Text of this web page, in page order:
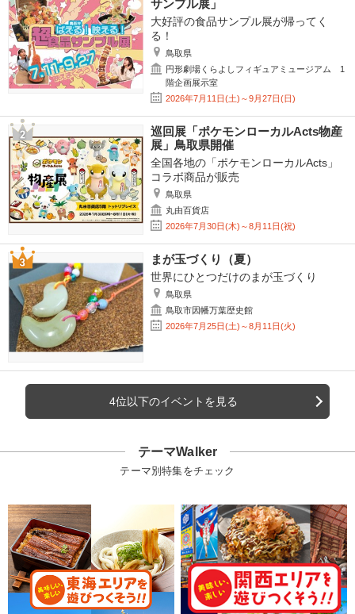
サンプル展」
大好評の食品サンプル展が帰ってく
る！
鳥取県
円形劇場くらよしフィギュアミュージアム 1
階企画展示室
2026年7月11日(土)～9月27日(日)
巡回展「ポケモンローカルActs物産
展」鳥取県開催
全国各地の「ポケモンローカルActs」
コラボ商品が販売
鳥取県
丸由百貨店
2026年7月30日(木)～8月11日(祝)
まが玉づくり（夏）
世界にひとつだけのまが玉づくり
鳥取県
鳥取市因幡万葉歴史館
2026年7月25日(土)～8月11日(火)
4位以下のイベントを見る
テーマWalker
テーマ別特集をチェック